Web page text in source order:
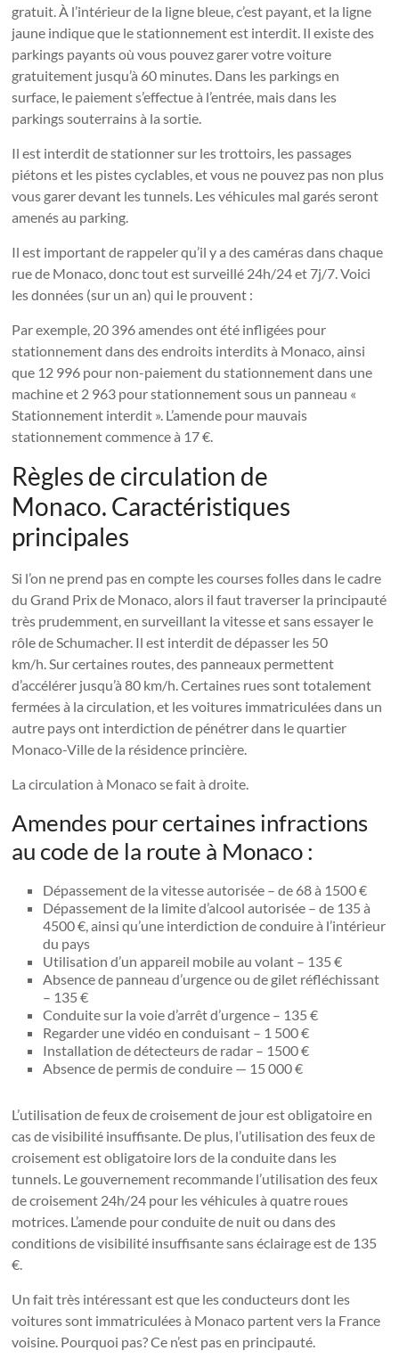
gratuit. À l’intérieur de la ligne bleue, c’est payant, et la ligne
jaune indique que le stationnement est interdit. Il existe des
parkings payants où vous pouvez garer votre voiture
gratuitement jusqu’à 60 minutes. Dans les parkings en
surface, le paiement s’effectue à l’entrée, mais dans les
parkings souterrains à la sortie.
Il est interdit de stationner sur les trottoirs, les passages
piétons et les pistes cyclables, et vous ne pouvez pas non plus
vous garer devant les tunnels. Les véhicules mal garés seront
amenés au parking.
Il est important de rappeler qu’il y a des caméras dans chaque
rue de Monaco, donc tout est surveillé 24h/24 et 7j/7. Voici
les données (sur un an) qui le prouvent :
Par exemple, 20 396 amendes ont été infligées pour
stationnement dans des endroits interdits à Monaco, ainsi
que 12 996 pour non-paiement du stationnement dans une
machine et 2 963 pour stationnement sous un panneau «
Stationnement interdit ». L’amende pour mauvais
stationnement commence à 17 €.
Règles de circulation de
Monaco. Caractéristiques
principales
Si l’on ne prend pas en compte les courses folles dans le cadre
du Grand Prix de Monaco, alors il faut traverser la principauté
très prudemment, en surveillant la vitesse et sans essayer le
rôle de Schumacher. Il est interdit de dépasser les 50
km/h. Sur certaines routes, des panneaux permettent
d’accélérer jusqu’à 80 km/h. Certaines rues sont totalement
fermées à la circulation, et les voitures immatriculées dans un
autre pays ont interdiction de pénétrer dans le quartier
Monaco-Ville de la résidence princière.
La circulation à Monaco se fait à droite.
Amendes pour certaines infractions
au code de la route à Monaco :
Dépassement de la vitesse autorisée – de 68 à 1500 €
Dépassement de la limite d’alcool autorisée – de 135 à
4500 €, ainsi qu’une interdiction de conduire à l’intérieur
du pays
Utilisation d’un appareil mobile au volant – 135 €
Absence de panneau d’urgence ou de gilet réfléchissant
– 135 €
Conduite sur la voie d’arrêt d’urgence – 135 €
Regarder une vidéo en conduisant – 1 500 €
Installation de détecteurs de radar – 1500 €
Absence de permis de conduire — 15 000 €
L’utilisation de feux de croisement de jour est obligatoire en
cas de visibilité insuffisante. De plus, l’utilisation des feux de
croisement est obligatoire lors de la conduite dans les
tunnels. Le gouvernement recommande l’utilisation des feux
de croisement 24h/24 pour les véhicules à quatre roues
motrices. L’amende pour conduite de nuit ou dans des
conditions de visibilité insuffisante sans éclairage est de 135
€.
Un fait très intéressant est que les conducteurs dont les
voitures sont immatriculées à Monaco partent vers la France
voisine. Pourquoi pas? Ce n’est pas en principauté.